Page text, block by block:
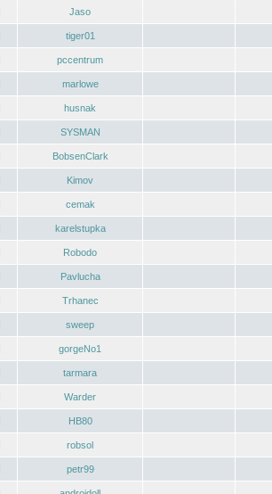
Jaso
tiger01
pccentrum
marlowe
husnak
SYSMAN
BobsenClark
Kimov
cemak
karelstupka
Robodo
Pavlucha
Trhanec
sweep
gorgeNo1
tarmara
Warder
HB80
robsol
petr99